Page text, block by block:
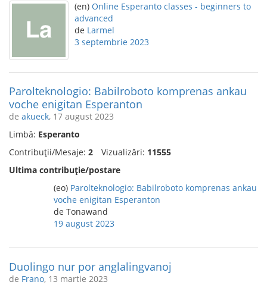
(en) Online Esperanto classes - beginners to
advanced
de Larmel
3 septembrie 2023
Parolteknologio: Babilroboto komprenas ankau
voche enigitan Esperanton
de akueck, 17 august 2023
Limbă: Esperanto
Contribuții/Mesaje: 2 Vizualizări: 11555
Ultima contribuție/postare
(eo) Parolteknologio: Babilroboto komprenas ankau
voche enigitan Esperanton
de Tonawand
19 august 2023
Duolingo nur por anglalingvanoj
de Frano, 13 martie 2023